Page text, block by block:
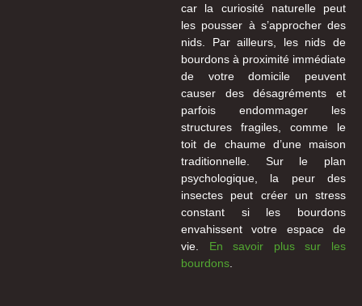
car la curiosité naturelle peut
les pousser à s’approcher des
nids. Par ailleurs, les nids de
bourdons à proximité immédiate
de votre domicile peuvent
causer des désagréments et
parfois endommager les
structures fragiles, comme le
toit de chaume d’une maison
traditionnelle. Sur le plan
psychologique, la peur des
insectes peut créer un stress
constant si les bourdons
envahissent votre espace de
vie. En savoir plus sur les
bourdons.